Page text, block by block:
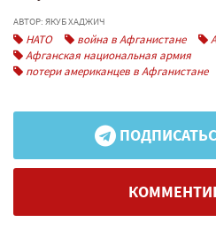
АВТОР: ЯКУБ ХАДЖИЧ
НАТО война в Афганистане
Афганская национальная армия
потери американцев в Афганистане